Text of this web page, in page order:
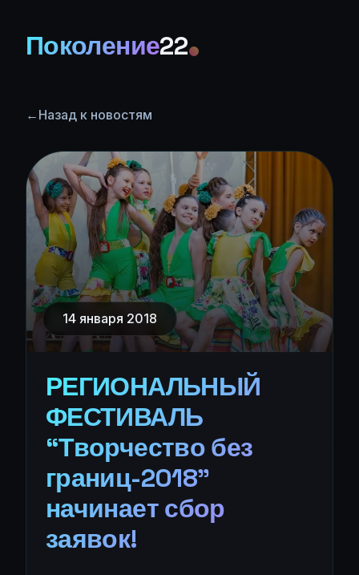
Поколение22
← Назад к новостям
14 января 2018
РЕГИОНАЛЬНЫЙ
ФЕСТИВАЛЬ
“Творчество без
границ-2018”
начинает сбор
заявок!